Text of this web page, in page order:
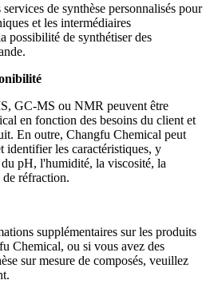
de synthèse personnalisés pour
et les intermédiaires
possibilité de synthétiser des
GC-MS ou NMR peuvent être
en fonction des besoins du client et
En outre, Changfu Chemical peut
identifier les caractéristiques, y
pH, l'humidité, la viscosité, la
réfraction.
supplémentaires sur les produits
Chemical, ou si vous avez des
sur mesure de composés, veuillez